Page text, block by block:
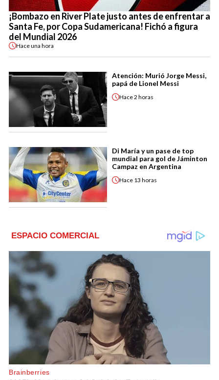
¡Bombazo en River Plate justo antes de enfrentar a
Santa Fe, por Copa Sudamericana! Fichó a figura
del Mundial 2026
Haceuna hora
Atención: Murió Jorge Messi,
papá de Lionel Messi
Hace2 horas
Di María y un pase de top
mundial para gol de Jáminton
Campaz en Argentina
Hace 13 horas